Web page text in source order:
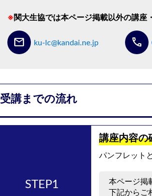
※関大生協では本ページ掲載以外の講座
mail ku-lc@kandai.ne.jp call
受講までの流れ
講座内容の
パンフレット
本ページ掲
下記からご